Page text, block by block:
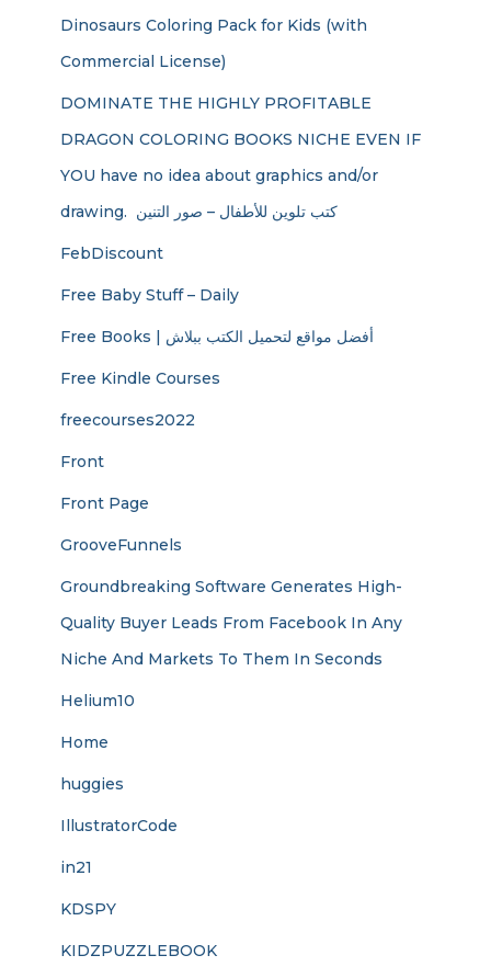
Dinosaurs Coloring Pack for Kids (with
Commercial License)
DOMINATE THE HIGHLY PROFITABLE
DRAGON COLORING BOOKS NICHE EVEN IF
YOU have no idea about graphics and/or
drawing. ​ كتب تلوين للأطفال – صور التنين
FebDiscount
Free Baby Stuff – Daily
Free Books | أفضل مواقع لتحميل الكتب ببلاش
Free Kindle Courses
freecourses2022
Front
Front Page
GrooveFunnels
Groundbreaking Software Generates High-
Quality Buyer Leads From Facebook In Any
Niche And Markets To Them In Seconds
Helium10
Home
huggies
IllustratorCode
in21
KDSPY
KIDZPUZZLEBOOK